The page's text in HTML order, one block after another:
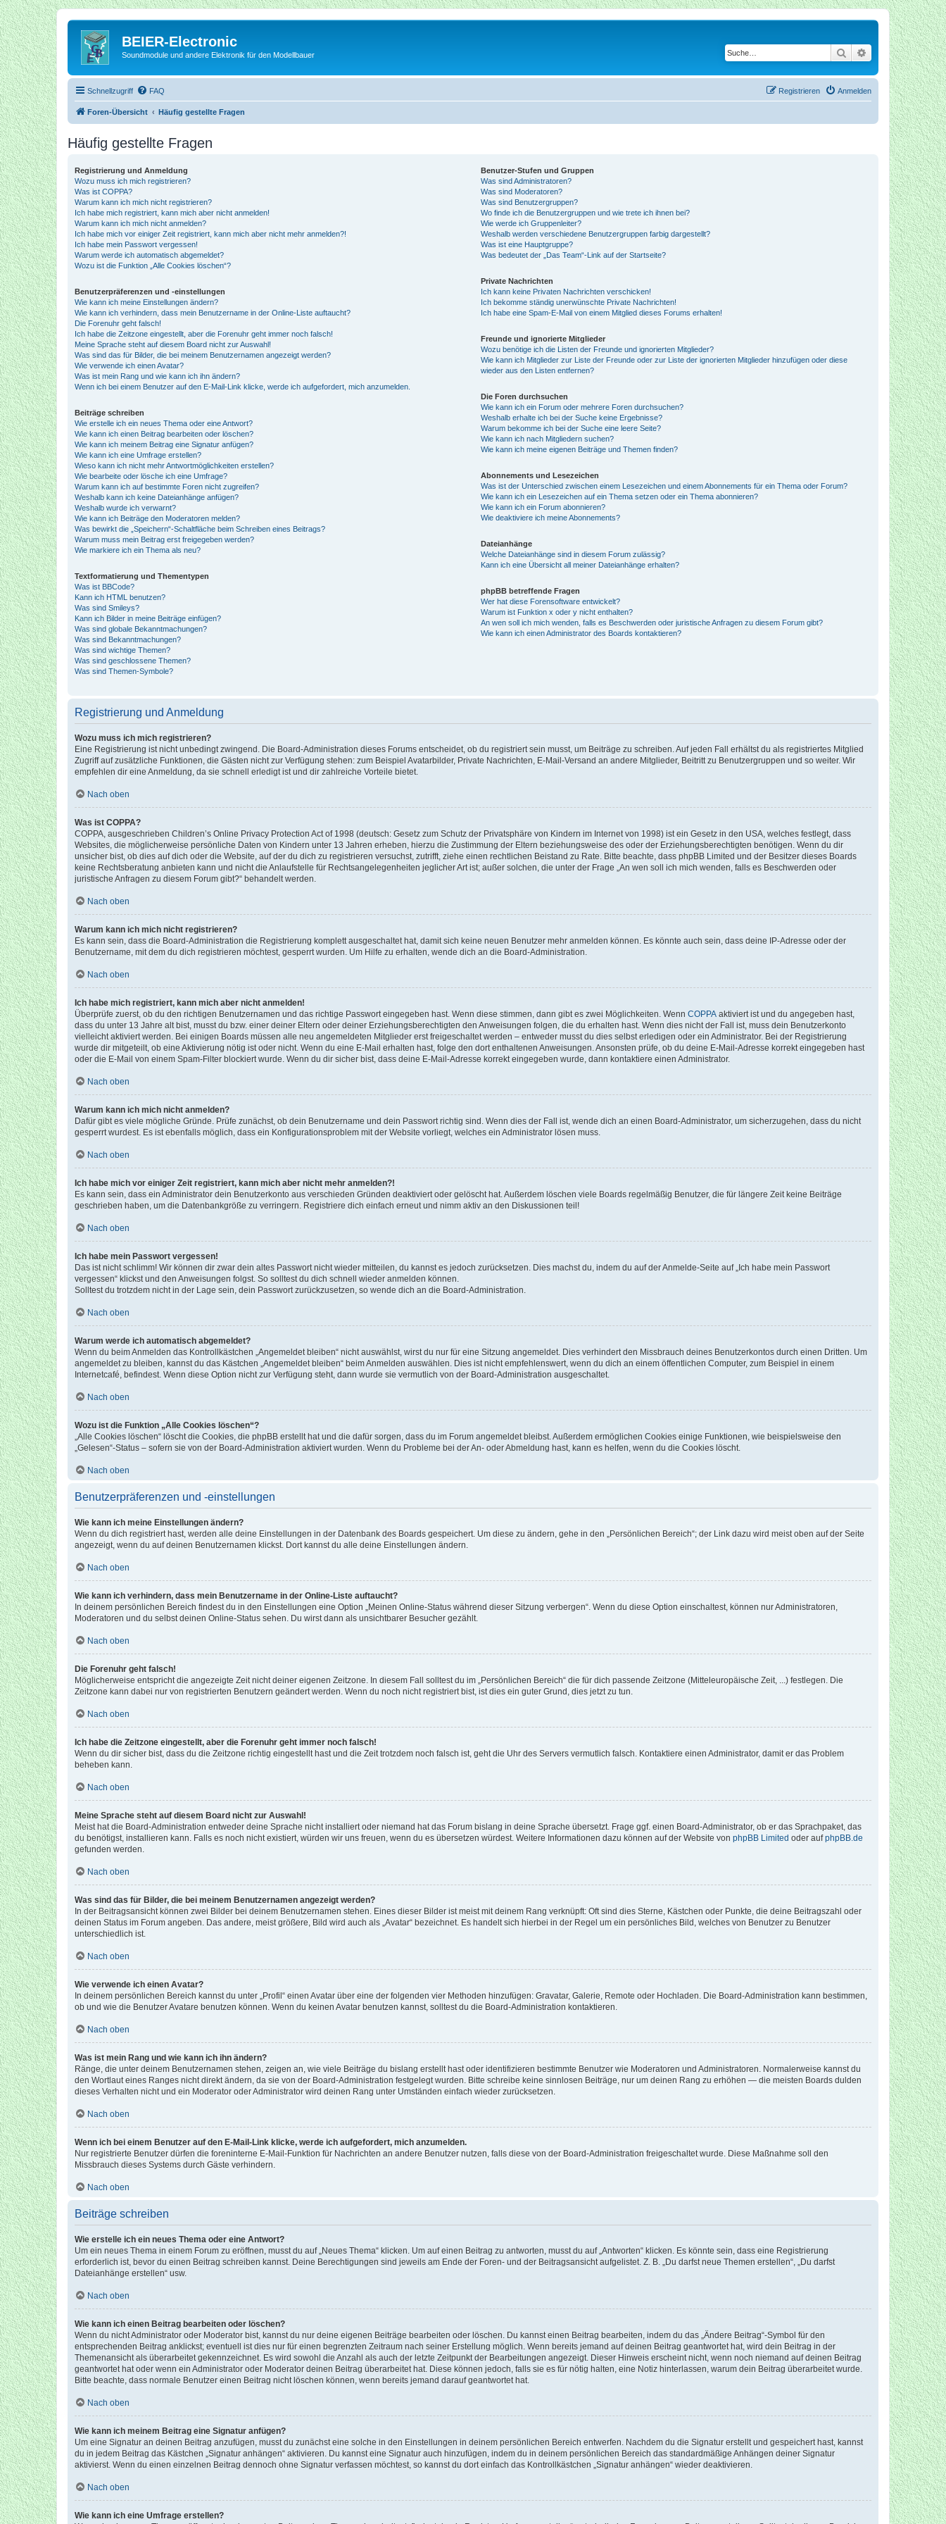
BEIER-Electronic
Soundmodule und andere Elektronik für den Modellbauer Suche Erweiterte Suche
Schnellzugriff FAQ Anmelden
Registrieren
Foren-Übersicht Häufig gestellte Fragen
Häufig gestellte Fragen
Registrierung und Anmeldung
Wozu muss ich mich registrieren?
Was ist COPPA?
Warum kann ich mich nicht registrieren?
Ich habe mich registriert, kann mich aber nicht anmelden!
Warum kann ich mich nicht anmelden?
Ich habe mich vor einiger Zeit registriert, kann mich aber nicht mehr anmelden?!
Ich habe mein Passwort vergessen!
Warum werde ich automatisch abgemeldet?
Wozu ist die Funktion „Alle Cookies löschen“?
Benutzerpräferenzen und -einstellungen
Wie kann ich meine Einstellungen ändern?
Wie kann ich verhindern, dass mein Benutzername in der Online-Liste auftaucht?
Die Forenuhr geht falsch!
Ich habe die Zeitzone eingestellt, aber die Forenuhr geht immer noch falsch!
Meine Sprache steht auf diesem Board nicht zur Auswahl!
Was sind das für Bilder, die bei meinem Benutzernamen angezeigt werden?
Wie verwende ich einen Avatar?
Was ist mein Rang und wie kann ich ihn ändern?
Wenn ich bei einem Benutzer auf den E-Mail-Link klicke, werde ich aufgefordert, mich anzumelden.
Beiträge schreiben
Wie erstelle ich ein neues Thema oder eine Antwort?
Wie kann ich einen Beitrag bearbeiten oder löschen?
Wie kann ich meinem Beitrag eine Signatur anfügen?
Wie kann ich eine Umfrage erstellen?
Wieso kann ich nicht mehr Antwortmöglichkeiten erstellen?
Wie bearbeite oder lösche ich eine Umfrage?
Warum kann ich auf bestimmte Foren nicht zugreifen?
Weshalb kann ich keine Dateianhänge anfügen?
Weshalb wurde ich verwarnt?
Wie kann ich Beiträge den Moderatoren melden?
Was bewirkt die „Speichern“-Schaltfläche beim Schreiben eines Beitrags?
Warum muss mein Beitrag erst freigegeben werden?
Wie markiere ich ein Thema als neu?
Textformatierung und Thementypen
Was ist BBCode?
Kann ich HTML benutzen?
Was sind Smileys?
Kann ich Bilder in meine Beiträge einfügen?
Was sind globale Bekanntmachungen?
Was sind Bekanntmachungen?
Was sind wichtige Themen?
Was sind geschlossene Themen?
Was sind Themen-Symbole?
Benutzer-Stufen und Gruppen
Was sind Administratoren?
Was sind Moderatoren?
Was sind Benutzergruppen?
Wo finde ich die Benutzergruppen und wie trete ich ihnen bei?
Wie werde ich Gruppenleiter?
Weshalb werden verschiedene Benutzergruppen farbig dargestellt?
Was ist eine Hauptgruppe?
Was bedeutet der „Das Team“-Link auf der Startseite?
Private Nachrichten
Ich kann keine Privaten Nachrichten verschicken!
Ich bekomme ständig unerwünschte Private Nachrichten!
Ich habe eine Spam-E-Mail von einem Mitglied dieses Forums erhalten!
Freunde und ignorierte Mitglieder
Wozu benötige ich die Listen der Freunde und ignorierten Mitglieder?
Wie kann ich Mitglieder zur Liste der Freunde oder zur Liste der ignorierten Mitglieder hinzufügen oder diese
wieder aus den Listen entfernen?
Die Foren durchsuchen
Wie kann ich ein Forum oder mehrere Foren durchsuchen?
Weshalb erhalte ich bei der Suche keine Ergebnisse?
Warum bekomme ich bei der Suche eine leere Seite?
Wie kann ich nach Mitgliedern suchen?
Wie kann ich meine eigenen Beiträge und Themen finden?
Abonnements und Lesezeichen
Was ist der Unterschied zwischen einem Lesezeichen und einem Abonnements für ein Thema oder Forum?
Wie kann ich ein Lesezeichen auf ein Thema setzen oder ein Thema abonnieren?
Wie kann ich ein Forum abonnieren?
Wie deaktiviere ich meine Abonnements?
Dateianhänge
Welche Dateianhänge sind in diesem Forum zulässig?
Kann ich eine Übersicht all meiner Dateianhänge erhalten?
phpBB betreffende Fragen
Wer hat diese Forensoftware entwickelt?
Warum ist Funktion x oder y nicht enthalten?
An wen soll ich mich wenden, falls es Beschwerden oder juristische Anfragen zu diesem Forum gibt?
Wie kann ich einen Administrator des Boards kontaktieren?
Registrierung und Anmeldung
Wozu muss ich mich registrieren?
Eine Registrierung ist nicht unbedingt zwingend. Die Board-Administration dieses Forums entscheidet, ob du registriert sein musst, um Beiträge zu schreiben. Auf jeden Fall erhältst du als registriertes Mitglied
Zugriff auf zusätzliche Funktionen, die Gästen nicht zur Verfügung stehen: zum Beispiel Avatarbilder, Private Nachrichten, E-Mail-Versand an andere Mitglieder, Beitritt zu Benutzergruppen und so weiter. Wir
empfehlen dir eine Anmeldung, da sie schnell erledigt ist und dir zahlreiche Vorteile bietet.
Nach oben
Was ist COPPA?
COPPA, ausgeschrieben Children’s Online Privacy Protection Act of 1998 (deutsch: Gesetz zum Schutz der Privatsphäre von Kindern im Internet von 1998) ist ein Gesetz in den USA, welches festlegt, dass
Websites, die möglicherweise persönliche Daten von Kindern unter 13 Jahren erheben, hierzu die Zustimmung der Eltern beziehungsweise des oder der Erziehungsberechtigten benötigen. Wenn du dir
unsicher bist, ob dies auf dich oder die Website, auf der du dich zu registrieren versuchst, zutrifft, ziehe einen rechtlichen Beistand zu Rate. Bitte beachte, dass phpBB Limited und der Besitzer dieses Boards
keine Rechtsberatung anbieten kann und nicht die Anlaufstelle für Rechtsangelegenheiten jeglicher Art ist; außer solchen, die unter der Frage „An wen soll ich mich wenden, falls es Beschwerden oder
juristische Anfragen zu diesem Forum gibt?“ behandelt werden.
Nach oben
Warum kann ich mich nicht registrieren?
Es kann sein, dass die Board-Administration die Registrierung komplett ausgeschaltet hat, damit sich keine neuen Benutzer mehr anmelden können. Es könnte auch sein, dass deine IP-Adresse oder der
Benutzername, mit dem du dich registrieren möchtest, gesperrt wurden. Um Hilfe zu erhalten, wende dich an die Board-Administration.
Nach oben
Ich habe mich registriert, kann mich aber nicht anmelden!
Überprüfe zuerst, ob du den richtigen Benutzernamen und das richtige Passwort eingegeben hast. Wenn diese stimmen, dann gibt es zwei Möglichkeiten. Wenn COPPA aktiviert ist und du angegeben hast,
dass du unter 13 Jahre alt bist, musst du bzw. einer deiner Eltern oder deiner Erziehungsberechtigten den Anweisungen folgen, die du erhalten hast. Wenn dies nicht der Fall ist, muss dein Benutzerkonto
vielleicht aktiviert werden. Bei einigen Boards müssen alle neu angemeldeten Mitglieder erst freigeschaltet werden – entweder musst du dies selbst erledigen oder ein Administrator. Bei der Registrierung
wurde dir mitgeteilt, ob eine Aktivierung nötig ist oder nicht. Wenn du eine E-Mail erhalten hast, folge den dort enthaltenen Anweisungen. Ansonsten prüfe, ob du deine E-Mail-Adresse korrekt eingegeben hast
oder die E-Mail von einem Spam-Filter blockiert wurde. Wenn du dir sicher bist, dass deine E-Mail-Adresse korrekt eingegeben wurde, dann kontaktiere einen Administrator.
Nach oben
Warum kann ich mich nicht anmelden?
Dafür gibt es viele mögliche Gründe. Prüfe zunächst, ob dein Benutzername und dein Passwort richtig sind. Wenn dies der Fall ist, wende dich an einen Board-Administrator, um sicherzugehen, dass du nicht
gesperrt wurdest. Es ist ebenfalls möglich, dass ein Konfigurationsproblem mit der Website vorliegt, welches ein Administrator lösen muss.
Nach oben
Ich habe mich vor einiger Zeit registriert, kann mich aber nicht mehr anmelden?!
Es kann sein, dass ein Administrator dein Benutzerkonto aus verschieden Gründen deaktiviert oder gelöscht hat. Außerdem löschen viele Boards regelmäßig Benutzer, die für längere Zeit keine Beiträge
geschrieben haben, um die Datenbankgröße zu verringern. Registriere dich einfach erneut und nimm aktiv an den Diskussionen teil!
Nach oben
Ich habe mein Passwort vergessen!
Das ist nicht schlimm! Wir können dir zwar dein altes Passwort nicht wieder mitteilen, du kannst es jedoch zurücksetzen. Dies machst du, indem du auf der Anmelde-Seite auf „Ich habe mein Passwort
vergessen“ klickst und den Anweisungen folgst. So solltest du dich schnell wieder anmelden können.
Solltest du trotzdem nicht in der Lage sein, dein Passwort zurückzusetzen, so wende dich an die Board-Administration.
Nach oben
Warum werde ich automatisch abgemeldet?
Wenn du beim Anmelden das Kontrollkästchen „Angemeldet bleiben“ nicht auswählst, wirst du nur für eine Sitzung angemeldet. Dies verhindert den Missbrauch deines Benutzerkontos durch einen Dritten. Um
angemeldet zu bleiben, kannst du das Kästchen „Angemeldet bleiben“ beim Anmelden auswählen. Dies ist nicht empfehlenswert, wenn du dich an einem öffentlichen Computer, zum Beispiel in einem
Internetcafé, befindest. Wenn diese Option nicht zur Verfügung steht, dann wurde sie vermutlich von der Board-Administration ausgeschaltet.
Nach oben
Wozu ist die Funktion „Alle Cookies löschen“?
„Alle Cookies löschen“ löscht die Cookies, die phpBB erstellt hat und die dafür sorgen, dass du im Forum angemeldet bleibst. Außerdem ermöglichen Cookies einige Funktionen, wie beispielsweise den
„Gelesen“-Status – sofern sie von der Board-Administration aktiviert wurden. Wenn du Probleme bei der An- oder Abmeldung hast, kann es helfen, wenn du die Cookies löscht.
Nach oben
Benutzerpräferenzen und -einstellungen
Wie kann ich meine Einstellungen ändern?
Wenn du dich registriert hast, werden alle deine Einstellungen in der Datenbank des Boards gespeichert. Um diese zu ändern, gehe in den „Persönlichen Bereich“; der Link dazu wird meist oben auf der Seite
angezeigt, wenn du auf deinen Benutzernamen klickst. Dort kannst du alle deine Einstellungen ändern.
Nach oben
Wie kann ich verhindern, dass mein Benutzername in der Online-Liste auftaucht?
In deinem persönlichen Bereich findest du in den Einstellungen eine Option „Meinen Online-Status während dieser Sitzung verbergen“. Wenn du diese Option einschaltest, können nur Administratoren,
Moderatoren und du selbst deinen Online-Status sehen. Du wirst dann als unsichtbarer Besucher gezählt.
Nach oben
Die Forenuhr geht falsch!
Möglicherweise entspricht die angezeigte Zeit nicht deiner eigenen Zeitzone. In diesem Fall solltest du im „Persönlichen Bereich“ die für dich passende Zeitzone (Mitteleuropäische Zeit, ...) festlegen. Die
Zeitzone kann dabei nur von registrierten Benutzern geändert werden. Wenn du noch nicht registriert bist, ist dies ein guter Grund, dies jetzt zu tun.
Nach oben
Ich habe die Zeitzone eingestellt, aber die Forenuhr geht immer noch falsch!
Wenn du dir sicher bist, dass du die Zeitzone richtig eingestellt hast und die Zeit trotzdem noch falsch ist, geht die Uhr des Servers vermutlich falsch. Kontaktiere einen Administrator, damit er das Problem
beheben kann.
Nach oben
Meine Sprache steht auf diesem Board nicht zur Auswahl!
Meist hat die Board-Administration entweder deine Sprache nicht installiert oder niemand hat das Forum bislang in deine Sprache übersetzt. Frage ggf. einen Board-Administrator, ob er das Sprachpaket, das
du benötigst, installieren kann. Falls es noch nicht existiert, würden wir uns freuen, wenn du es übersetzen würdest. Weitere Informationen dazu können auf der Website von phpBB Limited oder aufphpBB.de
gefunden werden.
Nach oben
Was sind das für Bilder, die bei meinem Benutzernamen angezeigt werden?
In der Beitragsansicht können zwei Bilder bei deinem Benutzernamen stehen. Eines dieser Bilder ist meist mit deinem Rang verknüpft: Oft sind dies Sterne, Kästchen oder Punkte, die deine Beitragszahl oder
deinen Status im Forum angeben. Das andere, meist größere, Bild wird auch als „Avatar“ bezeichnet. Es handelt sich hierbei in der Regel um ein persönliches Bild, welches von Benutzer zu Benutzer
unterschiedlich ist.
Nach oben
Wie verwende ich einen Avatar?
In deinem persönlichen Bereich kannst du unter „Profil“ einen Avatar über eine der folgenden vier Methoden hinzufügen: Gravatar, Galerie, Remote oder Hochladen. Die Board-Administration kann bestimmen,
ob und wie die Benutzer Avatare benutzen können. Wenn du keinen Avatar benutzen kannst, solltest du die Board-Administration kontaktieren.
Nach oben
Was ist mein Rang und wie kann ich ihn ändern?
Ränge, die unter deinem Benutzernamen stehen, zeigen an, wie viele Beiträge du bislang erstellt hast oder identifizieren bestimmte Benutzer wie Moderatoren und Administratoren. Normalerweise kannst du
den Wortlaut eines Ranges nicht direkt ändern, da sie von der Board-Administration festgelegt wurden. Bitte schreibe keine sinnlosen Beiträge, nur um deinen Rang zu erhöhen — die meisten Boards dulden
dieses Verhalten nicht und ein Moderator oder Administrator wird deinen Rang unter Umständen einfach wieder zurücksetzen.
Nach oben
Wenn ich bei einem Benutzer auf den E-Mail-Link klicke, werde ich aufgefordert, mich anzumelden.
Nur registrierte Benutzer dürfen die foreninterne E-Mail-Funktion für Nachrichten an andere Benutzer nutzen, falls diese von der Board-Administration freigeschaltet wurde. Diese Maßnahme soll den
Missbrauch dieses Systems durch Gäste verhindern.
Nach oben
Beiträge schreiben
Wie erstelle ich ein neues Thema oder eine Antwort?
Um ein neues Thema in einem Forum zu eröffnen, musst du auf „Neues Thema“ klicken. Um auf einen Beitrag zu antworten, musst du auf „Antworten“ klicken. Es könnte sein, dass eine Registrierung
erforderlich ist, bevor du einen Beitrag schreiben kannst. Deine Berechtigungen sind jeweils am Ende der Foren- und der Beitragsansicht aufgelistet. Z. B. „Du darfst neue Themen erstellen“, „Du darfst
Dateianhänge erstellen“ usw.
Nach oben
Wie kann ich einen Beitrag bearbeiten oder löschen?
Wenn du nicht Administrator oder Moderator bist, kannst du nur deine eigenen Beiträge bearbeiten oder löschen. Du kannst einen Beitrag bearbeiten, indem du das „Ändere Beitrag“-Symbol für den
entsprechenden Beitrag anklickst; eventuell ist dies nur für einen begrenzten Zeitraum nach seiner Erstellung möglich. Wenn bereits jemand auf deinen Beitrag geantwortet hat, wird dein Beitrag in der
Themenansicht als überarbeitet gekennzeichnet. Es wird sowohl die Anzahl als auch der letzte Zeitpunkt der Bearbeitungen angezeigt. Dieser Hinweis erscheint nicht, wenn noch niemand auf deinen Beitrag
geantwortet hat oder wenn ein Administrator oder Moderator deinen Beitrag überarbeitet hat. Diese können jedoch, falls sie es für nötig halten, eine Notiz hinterlassen, warum dein Beitrag überarbeitet wurde.
Bitte beachte, dass normale Benutzer einen Beitrag nicht löschen können, wenn bereits jemand darauf geantwortet hat.
Nach oben
Wie kann ich meinem Beitrag eine Signatur anfügen?
Um eine Signatur an deinen Beitrag anzufügen, musst du zunächst eine solche in den Einstellungen in deinem persönlichen Bereich entwerfen. Nachdem du die Signatur erstellt und gespeichert hast, kannst
du in jedem Beitrag das Kästchen „Signatur anhängen“ aktivieren. Du kannst eine Signatur auch hinzufügen, indem du in deinem persönlichen Bereich das standardmäßige Anhängen deiner Signatur
aktivierst. Wenn du einen einzelnen Beitrag dennoch ohne Signatur verfassen möchtest, so kannst du dort einfach das Kontrollkästchen „Signatur anhängen“ wieder deaktivieren.
Nach oben
Wie kann ich eine Umfrage erstellen?